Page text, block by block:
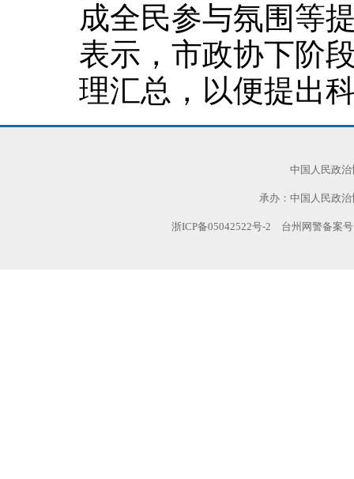
成全民参与氛围等
表示，市政协下阶
理汇总，以便提出
中国人民政
承办：中国人民政
浙ICP备05042522号-2 台州网警备案